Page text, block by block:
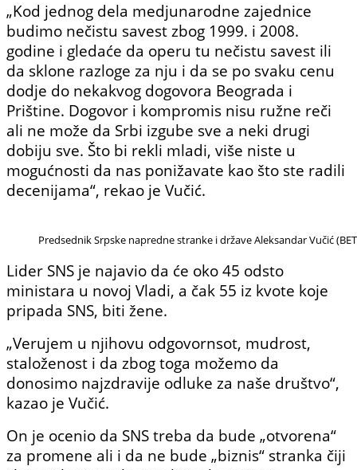
„Kod jednog dela medjunarodne zajednice
budimo nečistu savest zbog 1999. i 2008.
godine i gledaće da operu tu nečistu savest ili
da sklone razloge za nju i da se po svaku cenu
dodje do nekakvog dogovora Beograda i
Prištine. Dogovor i kompromis nisu ružne reči
ali ne može da Srbi izgube sve a neki drugi
dobiju sve. Što bi rekli mladi, više niste u
mogućnosti da nas ponižavate kao što ste radili
decenijama“, rekao je Vučić.
Predsednik Srpske napredne stranke i države Aleksandar Vučić
Lider SNS je najavio da će oko 45 odsto
ministara u novoj Vladi, a čak 55 iz kvote koje
pripada SNS, biti žene.
„Verujem u njihovu odgovornsot, mudrost,
staloženost i da zbog toga možemo da
donosimo najzdravije odluke za naše društvo“,
kazao je Vučić.
On je ocenio da SNS treba da bude „otvorena“
za promene ali i da ne bude „biznis“ stranka čiji